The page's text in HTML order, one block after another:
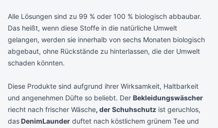
Alle Lösungen sind zu 99 % oder 100 % biologisch abbaubar.
Das heißt, wenn diese Stoffe in die natürliche Umwelt
gelangen, werden sie innerhalb von sechs Monaten biologisch
abgebaut, ohne Rückstände zu hinterlassen, die der Umwelt
schaden könnten.
Diese Produkte sind aufgrund ihrer Wirksamkeit, Haltbarkeit
und angenehmen Düfte so beliebt. Der Bekleidungswäscher
riecht nach frischer Wäsche, der Schuhschutz ist geruchlos,
dasDenimLaunder duftet nach köstlichem grünem Tee und